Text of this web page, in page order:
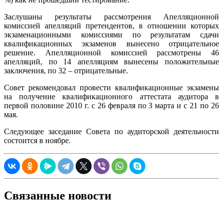
Заслушаны результаты рассмотрения Апелляционной
комиссией апелляций претендентов, в отношении которых
экзаменационными комиссиями по результатам сдачи
квалификационных экзаменов вынесено отрицательное
решение. Апелляционной комиссией рассмотрены 46
апелляций, по 14 апелляциям вынесены положительные
заключения, по 32 – отрицательные.
Совет рекомендовал провести квалификационные экзамены
на получение квалификационного аттестата аудитора в
первой половине 2010 г. c 26 февраля по 3 марта и c 21 по 26
мая.
Следующее заседание Совета по аудиторской деятельности
состоится в ноябре.
Связанные новости